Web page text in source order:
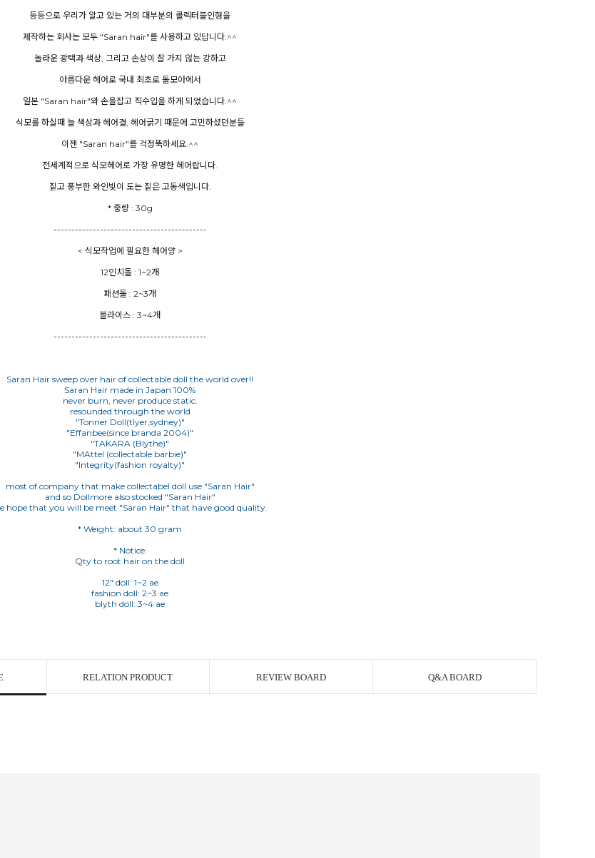
등등으로 우리가 알고 있는 거의 대부분의 콜렉터블인형을
제작하는 회사는 모두 "Saran hair"를 사용하고 있답니다.^^
놀라운 광택과 색상, 그리고 손상이 잘 가지 않는 강하고
아름다운 헤어로 국내 최초로 돌모아에서
일본 "Saran hair"와 손을잡고 직수입을 하게 되었습니다.^^
식모를 하실때 늘 색상과 헤어결, 헤어굵기 때문에 고민하셨던분들
이젠 "Saran hair"를 걱정뚝하세요.^^
전세계적으로 식모헤어로 가장 유명한 헤어랍니다.
짙고 풍부한 와인빛이 도는 짙은 고동색입니다.
* 중량 : 30g
-------------------------------------------
< 식모작업에 필요한 헤어양 >
12인치돌 : 1~2개
패션돌 : 2~3개
블라이스 : 3~4개
-------------------------------------------
Saran Hair sweep over hair of collectable doll the world over!!
Saran Hair made in Japan 100%
never burn, never produce static.
resounded through the world
"Tonner Doll(tlyer,sydney)"
"Effanbee(since branda 2004)"
"TAKARA (Blythe)"
"MAttel (collectable barbie)"
"Integrity(fashion royalty)"
most of company that make collectabel doll use "Saran Hair"
and so Dollmore also stocked "Saran Hair"
hope that you will be meet "Saran Hair" that have good quality.
* Weight: about 30 gram
* Notice:
Qty to root hair on the doll
12" doll: 1~2 ae
fashion doll: 2~3 ae
blyth doll: 3~4 ae
RELATION PRODUCT REVIEW BOARD Q&A BOARD